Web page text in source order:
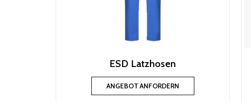
ESD Latzhosen
ANGEBOT ANFORDERN